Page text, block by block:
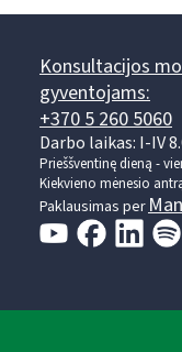
Konsultacijos
gyventojams:
+370 5 260 5060
Darbo laikas: I-IV
Prieššventinę dieną -
Kiekvieno mėnesio
Paklausimas per